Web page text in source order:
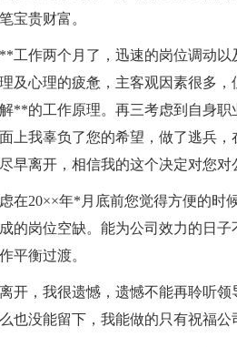
宝贵财富。
工作两个月了，迅速的岗位调动
及心理的疲惫，主客观因素很多
**的工作原理。再三考虑到自身
上我辜负了您的希望，做了逃兵
早离开，相信我的这个决定对您
在20××年*月底前您觉得方便的时
的岗位空缺。能为公司效力的日
平衡过渡。
开，我很遗憾，遗憾不能再聆听
也没能留下，我能做的只有祝福